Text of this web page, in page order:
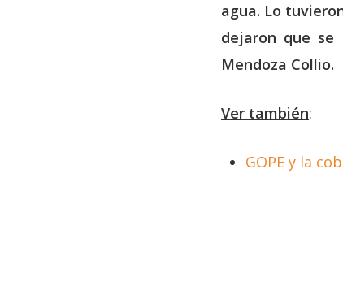
Hit enter to search or ESC to close
agua. Lo
dejaron que se
Mendoza Collio.
Ver también:
GOPE y la